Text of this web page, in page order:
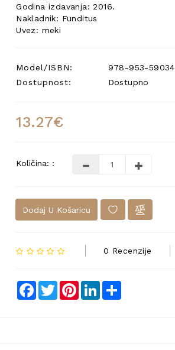
Godina izdavanja: 2016.
Nakladnik: Funditus
Uvez: meki
Model/ISBN:
978-953-
Dostupnost:
Dostupno
13.27€
Količina: :
Dodaj U Košaricu
0 Recenzije
Facebook
TwitterPinterestLinkedIn